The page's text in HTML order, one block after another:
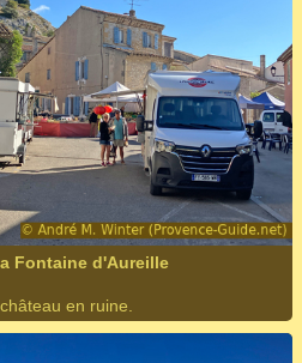
Fontaine d'Aureille
en ruine.